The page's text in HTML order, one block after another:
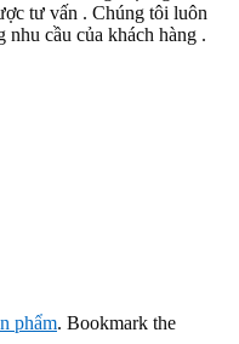
tư vấn . Chúng tôi luôn
nhu cầu của khách hàng .
phẩm. Bookmark the